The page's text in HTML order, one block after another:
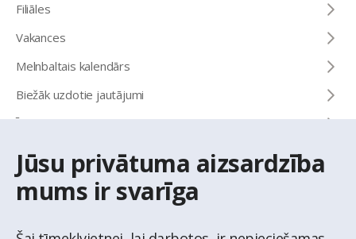
Jūsu privātuma aizsardzība
mums ir svarīga
Filiāles
Vakances
Melnbaltais kalendārs
Biežāk uzdotie jautājumi
Īrēt vai pirkt
KONTAKTI
+371 67 032 300